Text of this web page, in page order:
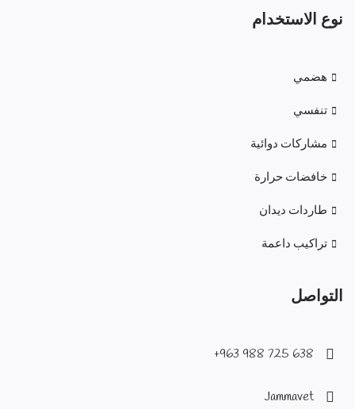
نوع الاستخدام
هضمي
تنفسي
مشاركات دوائية
خافضات حرارة
طاردات ديدان
تراكيب داعمة
التواصل
638 725 988 963+
Jammavet